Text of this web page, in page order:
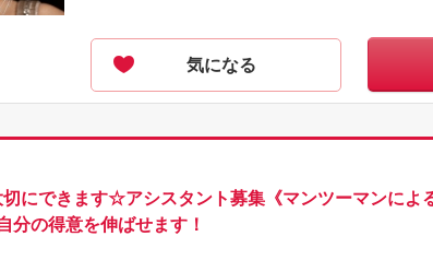
気になる
にできます☆アシスタント募集《マンツーマンによ
分の得意を伸ばせます！